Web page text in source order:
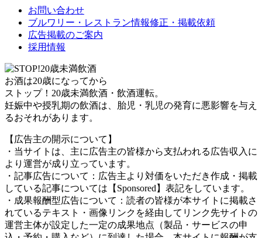
お問い合わせ
ブルワリー・レストラン情報修正・掲載依頼
広告掲載のご案内
採用情報
お酒は20歳になってから
ストップ！20歳未満飲酒・飲酒運転。
妊娠中や授乳期の飲酒は、胎児・乳児の発育に悪影響を与え
るおそれがあります。
【広告主の開示について】
・当サイトは、主に広告主の皆様から支払われる広告収入に
より運営が成り立っています。
・記事広告について：広告主より対価をいただき作成・掲載
している記事については【Sponsored】表記をしています。
・成果報酬型広告について：読者の皆様が本サイトに掲載さ
れているテキスト・画像リンクを経由してリンク先サイトの
運営主体が設定した一定の成果地点（製品・サービスの申